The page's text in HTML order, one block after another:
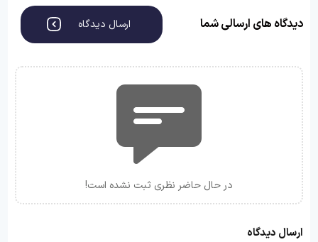
دیدگاه های ارسالی شما ارسال دیدگاه
در حال حاضر نظری ثبت نشده است!
ارسال دیدگاه